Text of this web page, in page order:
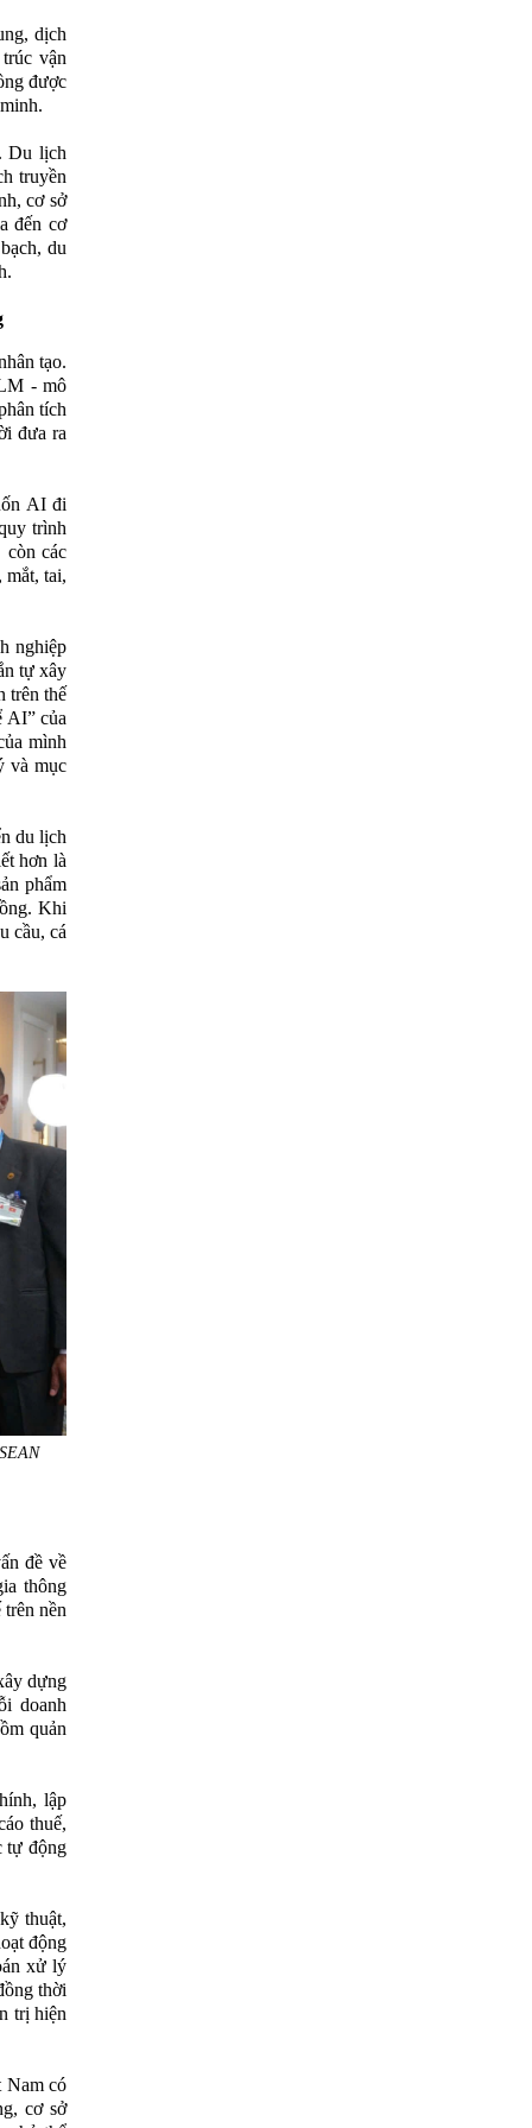
dịch
vận
được
Du lịch
truyền
cơ sở
đến cơ
du
tạo.
- mô
tích
đưa ra
AI đi
trình
còn các
mắt, tai,
nghiệp
tự xây
trên thế
AI” của
mình
và mục
du lịch
hơn là
phẩm
Khi
cầu, cá
đề về
thông
nền
dựng
doanh
quản
lập
thuế,
tự động
thuật,
động
xử lý
thời
trị hiện
Nam có
cơ sở